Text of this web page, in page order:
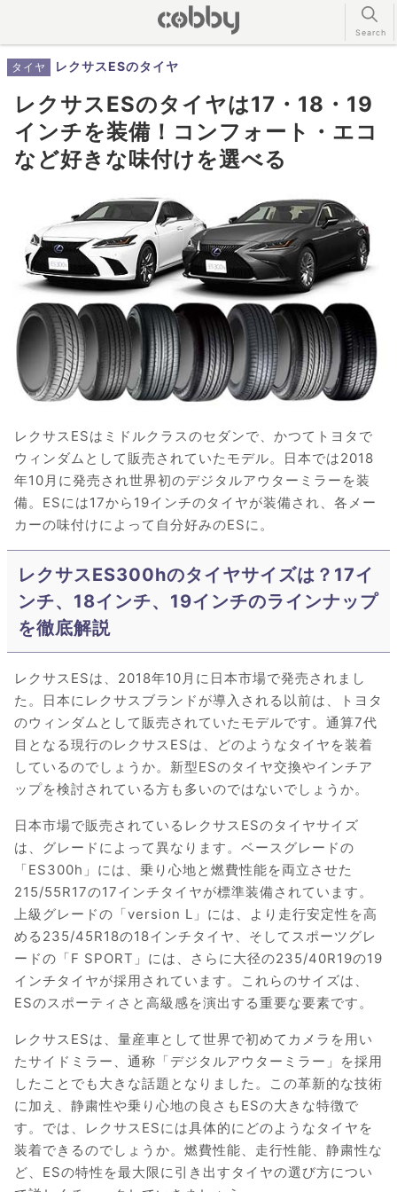
タイヤ レクサスESのタイヤ
レクサスESのタイヤは17・18・19
インチを装備！コンフォート・エコ
など好きな味付けを選べる
レクサスESはミドルクラスのセダンで、かつてトヨタで
ウィンダムとして販売されていたモデル。日本では2018
年10月に発売され世界初のデジタルアウターミラーを装
備。ESには17から19インチのタイヤが装備され、各メー
カーの味付けによって自分好みのESに。
レクサスES300hのタイヤサイズは？17イ
ンチ、18インチ、19インチのラインナップ
を徹底解説
レクサスESは、2018年10月に日本市場で発売されまし
た。日本にレクサスブランドが導入される以前は、トヨタ
のウィンダムとして販売されていたモデルです。通算7代
目となる現行のレクサスESは、どのようなタイヤを装着
しているのでしょうか。新型ESのタイヤ交換やインチア
ップを検討されている方も多いのではないでしょうか。
日本市場で販売されているレクサスESのタイヤサイズ
は、グレードによって異なります。ベースグレードの
「ES300h」には、乗り心地と燃費性能を両立させた
215/55R17の17インチタイヤが標準装備されています。
上級グレードの「version L」には、より走行安定性を高
める235/45R18の18インチタイヤ、そしてスポーツグレ
ードの「F SPORT」には、さらに大径の235/40R19の19
インチタイヤが採用されています。これらのサイズは、
ESのスポーティさと高級感を演出する重要な要素です。
レクサスESは、量産車として世界で初めてカメラを用い
たサイドミラー、通称「デジタルアウターミラー」を採用
したことでも大きな話題となりました。この革新的な技術
に加え、静粛性や乗り心地の良さもESの大きな特徴で
す。では、レクサスESには具体的にどのようなタイヤを
装着できるのでしょうか。燃費性能、走行性能、静粛性な
ど、ESの特性を最大限に引き出すタイヤの選び方につい